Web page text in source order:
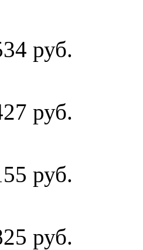
руб.
руб.
руб.
руб.